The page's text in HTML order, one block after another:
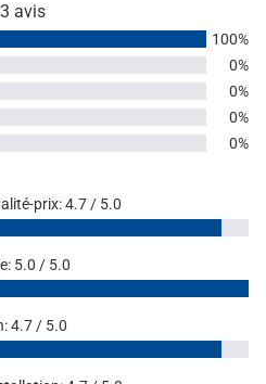
3 avis
100%
0%
0%
0%
0%
prix: 4.7 / 5.0
5.0 / 5.0
4.7 / 5.0